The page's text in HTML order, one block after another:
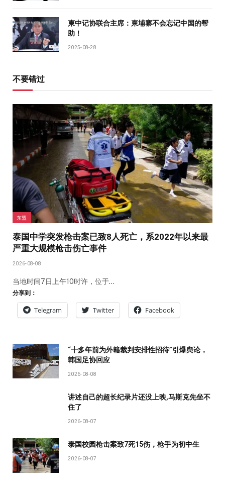
柬中记协联合主席：柬埔寨不会忘记中国的帮
助！
2025-08-28
不要错过
东盟
泰国中学突发枪击案已致8人死亡，系2022年以来最
严重大规模枪击伤亡事件
2026-08-08
当地时间7日上午10时许，位于…
分享到：
Telegram Twitter Facebook
“十多年前为外籍裁判安排性招待”引爆舆论，
韩国足协回应
2026-08-08
讲述自己的超长纪录片还没上映,马斯克先坐不
住了
2026-08-07
泰国校园枪击案致7死15伤，枪手为初中生
2026-08-07